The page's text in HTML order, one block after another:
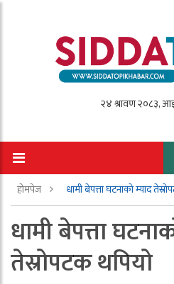
होमपेज धामी बेपत्ता घटनाको म्याद
धामी बेपत्ता
तेस्रोपटक थपियो